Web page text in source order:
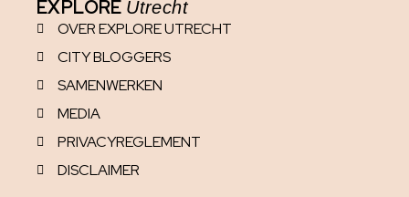
EXPLORE Utrecht
OVER EXPLORE UTRECHT
CITY BLOGGERS
SAMENWERKEN
MEDIA
PRIVACYREGLEMENT
DISCLAIMER